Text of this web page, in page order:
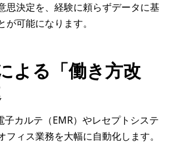
思決定を、経験に頼らずデータに基
可能になります。
よる「働き方改
子カルテ（EMR）やレセプトシステ
フィス業務を大幅に自動化します。